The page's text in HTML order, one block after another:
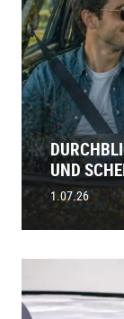
UND
1.07.26